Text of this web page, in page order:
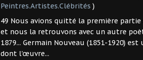
Peintres.Artistes.Clébrités )
49 Nous avions quitté la première partie
et nous la retrouvons avec un autre
1879... Germain Nouveau (1851-1920)
dont l'œuvre...